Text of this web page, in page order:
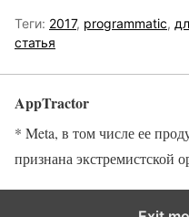
Теги: 2017, programmatic,
статья
AppTractor
* Meta, в том числе ее
признана экстремистской